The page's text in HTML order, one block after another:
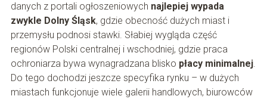
danych z portali ogłoszeniowych najlepiej wypada
zwykle Dolny Śląsk, gdzie obecność dużych miast i
przemysłu podnosi stawki. Słabiej wygląda część
regionów Polski centralnej i wschodniej, gdzie praca
ochroniarza bywa wynagradzana blisko płacy minimalnej.
Do tego dochodzi jeszcze specyfika rynku – w dużych
miastach funkcjonuje wiele galerii handlowych, biurowców